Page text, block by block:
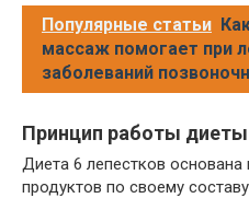
Популярные статьи
массаж помогает при
заболеваний
Принцип работы диеты
Диета 6 лепестков основана
продуктов по своему